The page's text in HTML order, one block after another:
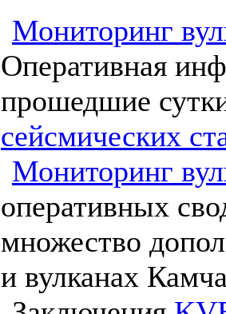
Мониторинг
Оперативная
прошедшие
сейсмических
Мониторинг
оперативных
множество
и вулканах